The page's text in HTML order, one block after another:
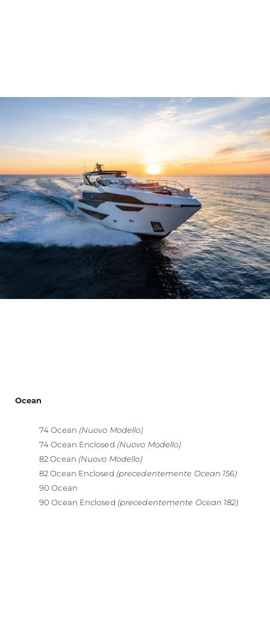
Ocean
74 Ocean (Nuovo Modello)
74 Ocean Enclosed (Nuovo Modello)
82 Ocean (Nuovo Modello)
82 Ocean Enclosed (precedentemente Ocean 156)
90 Ocean
90 Ocean Enclosed (precedentemente Ocean 182)